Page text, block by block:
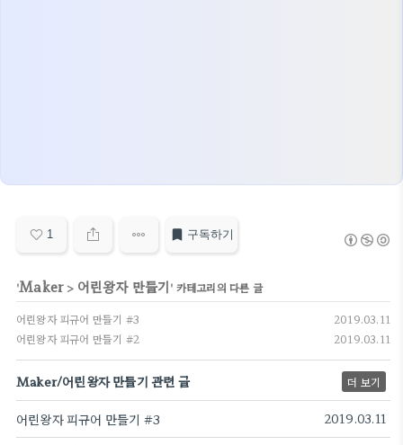
1 구독하기
'Maker > 어린왕자 만들기' 카테고리의 다른 글
어린왕자 피규어 만들기 #3 2019.03.11
어린왕자 피규어 만들기 #2 2019.03.11
Maker/어린왕자 만들기 관련 글 더 보기
어린왕자 피규어 만들기 #3 2019.03.11